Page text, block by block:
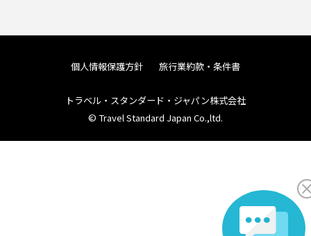
個人情報保護方針 旅行業約款・条件書
トラベル・スタンダード・ジャパン株式会社
© Travel Standard Japan Co.,ltd.